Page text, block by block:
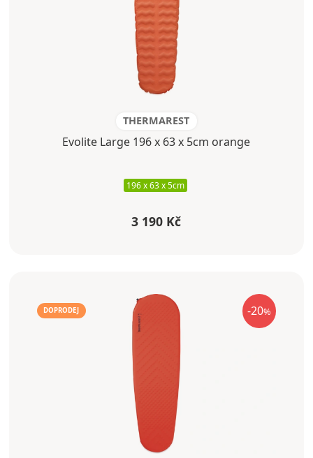
THERMAREST
Evolite Large 196 x 63 x 5cm orange
196 x 63 x 5cm
3 190 Kč
-20%
DOPRODEJ